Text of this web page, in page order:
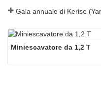
Miniescavatore da 1,2 T